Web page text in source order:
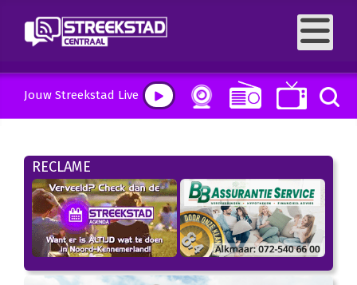
Jouw Streekstad Live
RECLAME